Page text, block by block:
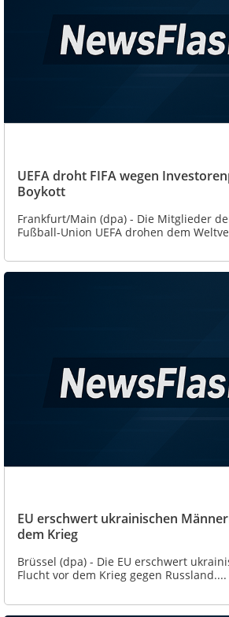
UEFA droht FIFA wegen
Boykott
Frankfurt/Main (dpa) - Die Mitglieder
Fußball-Union UEFA drohen dem
EU erschwert ukrainischen
dem Krieg
Brüssel (dpa) - Die EU erschwert
Flucht vor dem Krieg gegen Russland....